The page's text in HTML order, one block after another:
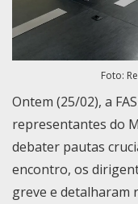
Foto:
Ontem (25/02), a
representantes do
debater pautas
encontro, os
greve e detalharam